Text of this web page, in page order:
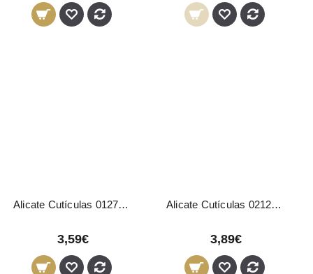
Alicate Cutículas 01272 Pollié
3,59€
Alicate Cutículas 02125 Pollié
3,89€